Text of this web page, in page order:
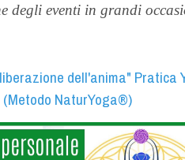
degli eventi in grandi
dell'anima" Pratica
NaturYoga®)